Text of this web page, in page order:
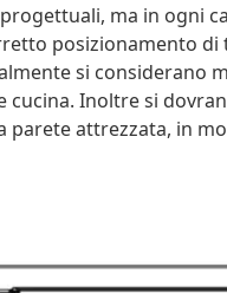
ma in ogni
posizionamento di
si considerano
Inoltre si
parete attrezzata, in